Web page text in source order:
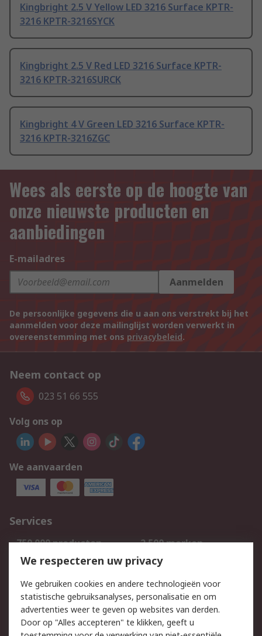
Kingbright 2.5 V Yellow LED 3216 Surface KPTR-
3216 KPTR-3216SYCK
Kingbright 2.5 V Red LED 3216 Surface KPTR-
3216 KPTR-3216SURCK
Kingbright 4 V Green LED 3216 Surface KPTR-
3216 KPTR-3216ZGC
Wees als eerste op de hoogte van
onze nieuwste producten en
aanbiedingen
E-mailadres
Aanmelden
De persoonlijke gegevens die u aan ons verstrekt bij het
aanmelden voor deze mailinglijst worden verwerkt in
overeenstemming met ons privacybeleid.
Neem contact op
023 51 66 555
Volg ons op
We aanvaarden
Services
750.000 producten
2.500 merken
Bestellen
Inkoopoplossingen
Track & Trace
Wettelijk
We respecteren uw privacy
We gebruiken cookies en andere technologieën voor
statistische gebruiksanalyses, personalisatie en om
advertenties weer te geven op websites van derden.
Door op "Alles accepteren" te klikken, geeft u